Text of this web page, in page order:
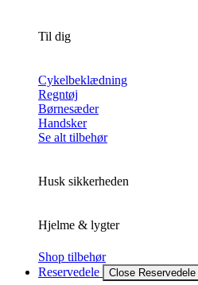
Til dig
Cykelbeklædning
Regntøj
Børnesæder
Handsker
Se alt tilbehør
Husk sikkerheden
Hjelme & lygter
Shop tilbehør
Reservedele
Close Reservedele